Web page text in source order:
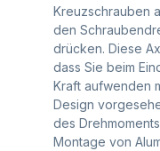
Kreuzschrauben
den
drücken. Diese
dass Sie beim
Kraft aufwenden
Design
des
Montage von